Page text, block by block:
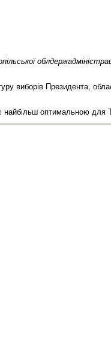
туру виборів Президента,
оптимальною для